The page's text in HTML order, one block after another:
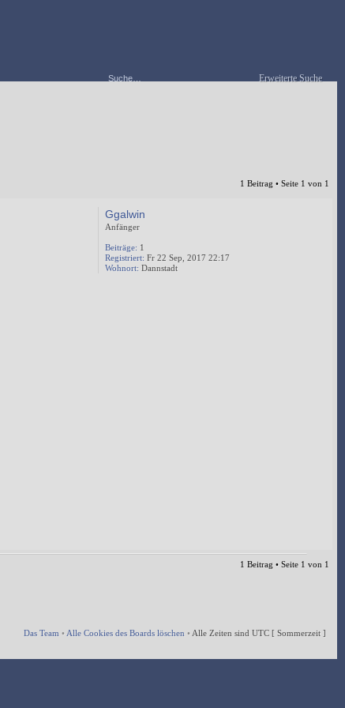
Erweiterte Suche
1 Beitrag • Seite 1 von 1
Ggalwin
Anfänger
Beiträge: 1
Registriert: Fr 22 Sep, 2017 22:17
Wohnort: Dannstadt
1 Beitrag • Seite 1 von 1
Das Team • Alle Cookies des Boards löschen • Alle Zeiten sind UTC [ Sommerzeit ]